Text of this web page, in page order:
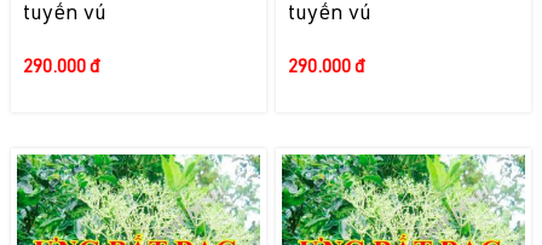
tuyến vú
290.000 đ
tuyến vú
290.000 đ